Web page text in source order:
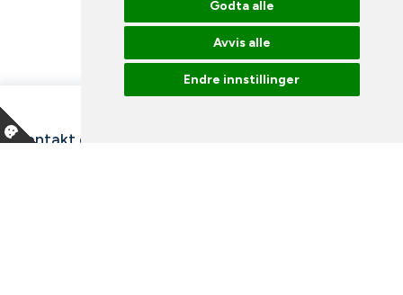
Godta alle
Avvis alle
Endre innstillinger
Kontakt oss